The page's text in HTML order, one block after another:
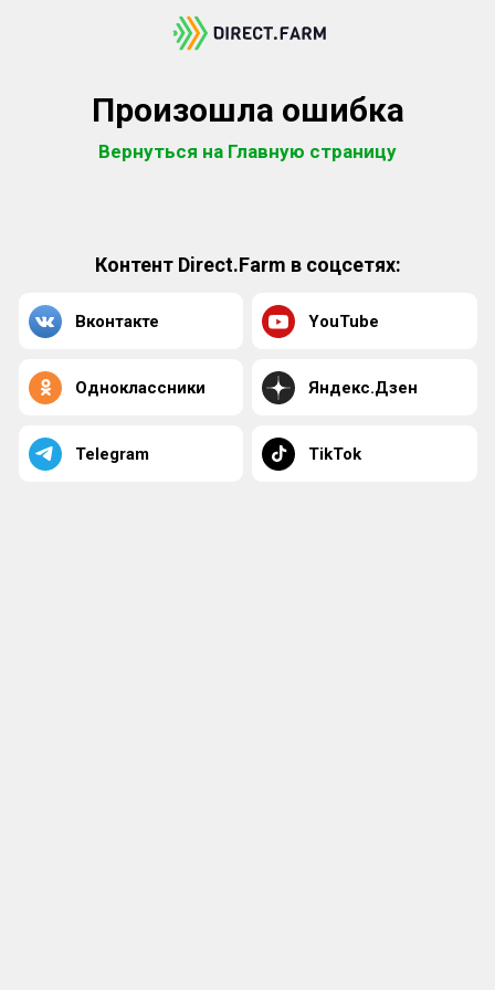
Произошла ошибка
Вернуться на Главную страницу
Контент Direct.Farm в соцсетях:
Вконтакте YouTube
Одноклассники Яндекс.Дзен
Telegram TikTok